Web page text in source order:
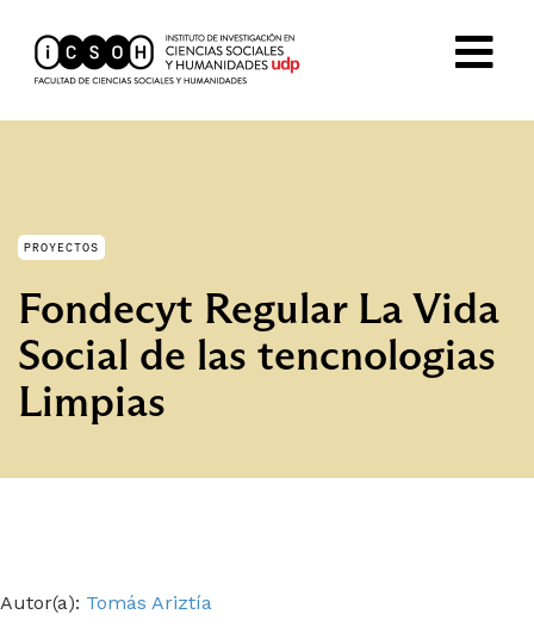
PROYECTOS
Fondecyt Regular La Vida
Social de las tencnologias
Limpias
Autor(a): Tomás Ariztía